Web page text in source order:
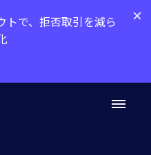
トで、拒否取引を減ら